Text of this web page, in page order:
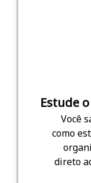
Estude
Você
como
direto